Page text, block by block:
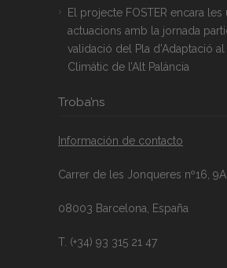
El projecte FOSTER encara les
actuacions amb la jornada
validació del Pla d’Adaptació al
Climàtic de l’Alt Palància
Troba’ns
Información de contacto
Carrer de les Jonqueres nº16, 9A
08003 Barcelona, España
T. (+34) 93 315 21 47